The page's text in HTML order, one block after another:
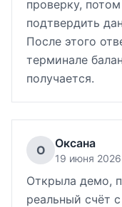
проверку,
подтвердить
После этого
терминале
получается.
О Оксана
19 июня 2026
Открыла демо,
реальный счёт